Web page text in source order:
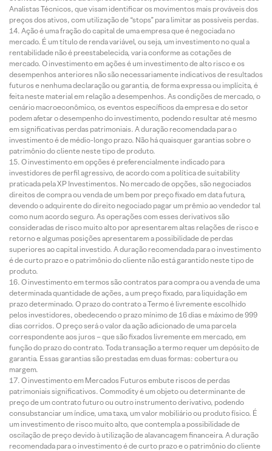
Analistas Técnicos, que visam identificar os movimentos mais prováveis dos
preços dos ativos, com utilização de “stops” para limitar as possíveis perdas.
Ação é uma fração do capital de uma empresa que é negociada no
mercado. É um título de renda variável, ou seja, um investimento no qual a
rentabilidade não é preestabelecida, varia conforme as cotações de
mercado. O investimento em ações é um investimento de alto risco e os
desempenhos anteriores não são necessariamente indicativos de resultados
futuros e nenhuma declaração ou garantia, de forma expressa ou implícita, é
feita neste material em relação a desempenhos. As condições de mercado, o
cenário macroeconômico, os eventos específicos da empresa e do setor
podem afetar o desempenho do investimento, podendo resultar até mesmo
em significativas perdas patrimoniais. A duração recomendada para o
investimento é de médio-longo prazo. Não há quaisquer garantias sobre o
patrimônio do cliente neste tipo de produto.
O investimento em opções é preferencialmente indicado para
investidores de perfil agressivo, de acordo com a política de suitability
praticada pela XP Investimentos. No mercado de opções, são negociados
direitos de compra ou venda de um bem por preço fixado em data futura,
devendo o adquirente do direito negociado pagar um prêmio ao vendedor tal
como num acordo seguro. As operações com esses derivativos são
consideradas de risco muito alto por apresentarem altas relações de risco e
retorno e algumas posições apresentarem a possibilidade de perdas
superiores ao capital investido. A duração recomendada para o investimento
é de curto prazo e o patrimônio do cliente não está garantido neste tipo de
produto.
O investimento em termos são contratos para compra ou a venda de uma
determinada quantidade de ações, a um preço fixado, para liquidação em
prazo determinado. O prazo do contrato a Termo é livremente escolhido
pelos investidores, obedecendo o prazo mínimo de 16 dias e máximo de 999
dias corridos. O preço será o valor da ação adicionado de uma parcela
correspondente aos juros – que são fixados livremente em mercado, em
função do prazo do contrato. Toda transação a termo requer um depósito de
garantia. Essas garantias são prestadas em duas formas: cobertura ou
margem.
O investimento em Mercados Futuros embute riscos de perdas
patrimoniais significativos. Commodity é um objeto ou determinante de
preço de um contrato futuro ou outro instrumento derivativo, podendo
consubstanciar um índice, uma taxa, um valor mobiliário ou produto físico. É
um investimento de risco muito alto, que contempla a possibilidade de
oscilação de preço devido à utilização de alavancagem financeira. A duração
recomendada para o investimento é de curto prazo e o patrimônio do cliente